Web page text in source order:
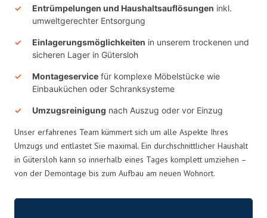
Entrümpelungen und Haushaltsauflösungen inkl.
umweltgerechter Entsorgung
Einlagerungsmöglichkeiten in unserem trockenen und
sicheren Lager in Gütersloh
Montageservice für komplexe Möbelstücke wie
Einbauküchen oder Schranksysteme
Umzugsreinigung nach Auszug oder vor Einzug
Unser erfahrenes Team kümmert sich um alle Aspekte Ihres
Umzugs und entlastet Sie maximal. Ein durchschnittlicher Haushalt
in Gütersloh kann so innerhalb eines Tages komplett umziehen –
von der Demontage bis zum Aufbau am neuen Wohnort.